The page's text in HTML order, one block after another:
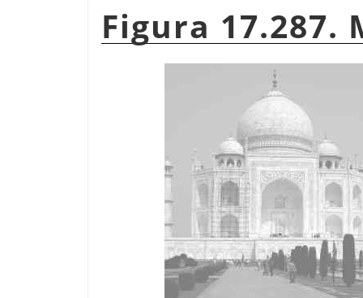
Figura 17.287.